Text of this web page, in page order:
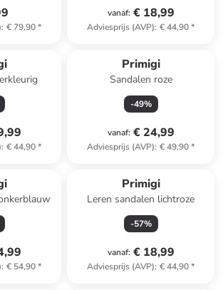
: € 79,90*
vanaf: € 18,99
Adviesprijs (AVP): € 44,90*
: € 44,90*
Primigi
Sandalen roze
-49%
vanaf: € 24,99
Adviesprijs (AVP): € 49,90*
: € 54,90*
Primigi
Leren sandalen lichtroze
-57%
vanaf: € 18,99
Adviesprijs (AVP): € 44,90*